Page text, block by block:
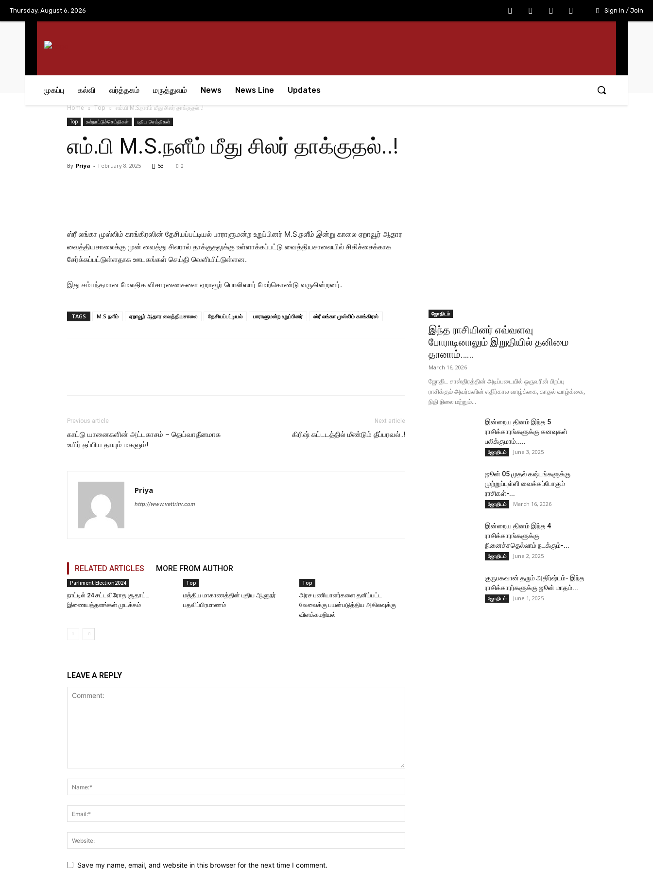
Thursday, August 6, 2026 Sign in / Join
முகப்பு கல்வி வர்த்தகம் மருத்துவம் News News Line Updates
Home Top எம்.பி M.S.நளீம் மீது சிலர் தாக்குதல்..!
Top உள்நாட்டுச்செய்திகள் புதிய செய்திகள்
எம்.பி M.S.நளீம் மீது சிலர் தாக்குதல்..!
By Priya - February 8, 2025 53 0
ஸ்ரீ லங்கா முஸ்லிம் காங்கிரஸின் தேசியப்பட்டியல் பாராளுமன்ற உறுப்பினர் M.S.நளீம் இன்று காலை ஏறாவூர் ஆதார
வைத்தியசாலைக்கு முன் வைத்து சிலரால் தாக்குதலுக்கு உள்ளாக்கப்பட்டு வைத்தியசாலையில் சிகிச்சைக்காக
சேர்க்கப்பட்டுள்ளதாக ஊடகங்கள் செய்தி வெளியிட்டுள்ளன.
இது சம்பந்தமான மேலதிக விசாரணைகளை ஏறாவூர் பொலிஸார் மேற்கொண்டு வருகின்றனர்.
TAGS M.S.நளீம் ஏறாவூர் ஆதார வைத்தியசாலை தேசியப்பட்டியல் பாராளுமன்ற உறுப்பினர் ஸ்ரீ லங்கா முஸ்லிம் காங்கிரஸ்
Previous article
காட்டு யானைகளின் அட்டகாசம் – தெய்வாதீனமாக
உயிர் தப்பிய தாயும் மகளும்!
Next article
கிரிஷ் கட்டடத்தில் மீண்டும் தீப்பரவல்..!
Priya
http://www.vettritv.com
RELATED ARTICLES MORE FROM AUTHOR
Parliment Election2024
நாட்டில் 24 சட்டவிரோத சூதாட்ட
இணையத்தளங்கள் முடக்கம்
Top
மத்திய மாகாணத்தின் புதிய ஆளுநர்
பதவிப்பிரமாணம்
Top
அரச பணியாளர்களை தனிப்பட்ட
வேலைக்கு பயன்படுத்திய அகிலவுக்கு
விளக்கமறியல்
LEAVE A REPLY
Save my name, email, and website in this browser for the next time I comment.
ஜோதிடம்
இந்த ராசியினர் எவ்வளவு
போராடினாலும் இறுதியில் தனிமை
தானாம்…...
March 16, 2026
ஜோதிட சாஸ்திரத்தின் அடிப்படையில் ஒருவரின் பிறப்பு
ராசிக்கும் அவர்களின் எதிர்கால வாழ்க்கை, காதல் வாழ்க்கை,
நிதி நிலை மற்றும்...
இன்றைய தினம் இந்த 5
ராசிக்காரங்களுக்கு கனவுகள்
பலிக்குமாம்.....
ஜோதிடம் June 3, 2025
ஜூன் 05 முதல் கஷ்டங்களுக்கு
முற்றுப்புள்ளி வைக்கப்போகும்
ராசிகள்-...
ஜோதிடம் March 16, 2026
இன்றைய தினம் இந்த 4
ராசிக்காரங்களுக்கு
நினைச்சதெல்லாம் நடக்கும்-...
ஜோதிடம் June 2, 2025
குருபகவான் தரும் அதிர்ஷ்டம்- இந்த
ராசிக்காரர்களுக்கு ஜூன் மாதம்...
ஜோதிடம் June 1, 2025